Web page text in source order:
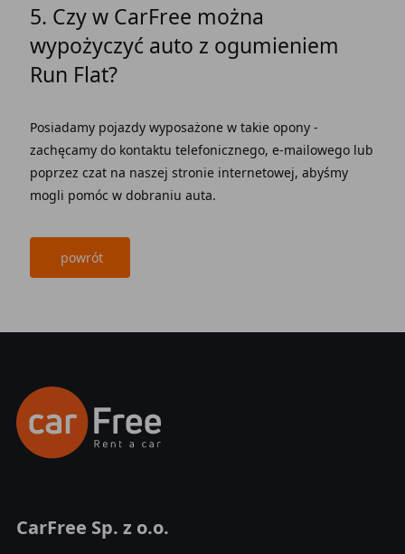
5. Czy w CarFree można
wypożyczyć auto z ogumieniem
Run Flat?
Posiadamy pojazdy wyposażone w takie opony -
zachęcamy do kontaktu telefonicznego, e-mailowego lub
poprzez czat na naszej stronie internetowej, abyśmy
mogli pomóc w dobraniu auta.
powrót
CarFree Sp. z o.o.